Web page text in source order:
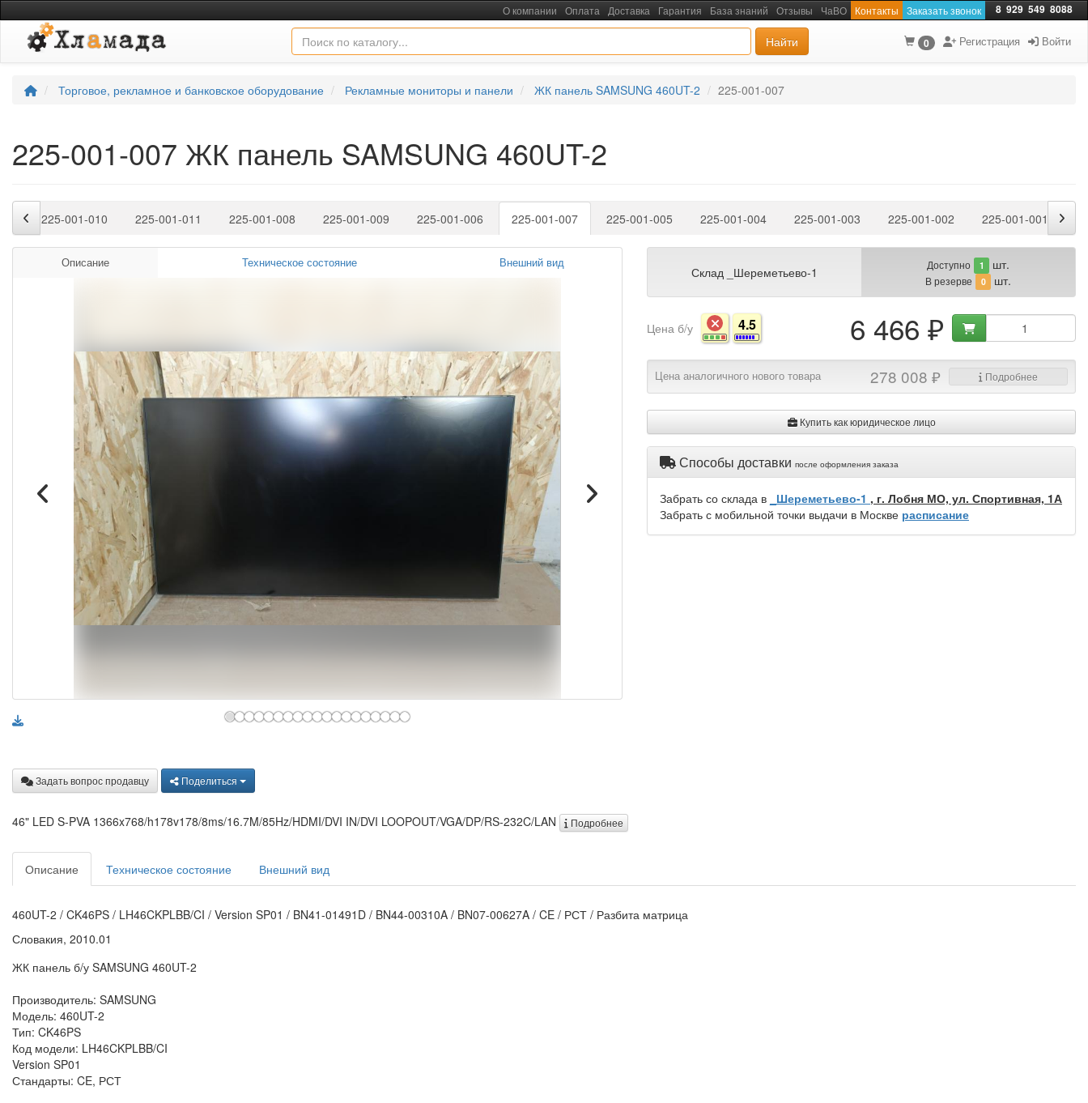
О компании Оплата Доставка Гарантия База знаний Отзывы ЧаВО Контакты Заказать звонок 8 929 549 8088
Найти 0 Регистрация Войти
Торговое, рекламное и банковское оборудование Рекламные мониторы и панели ЖК панель SAMSUNG 460UT-2 225-001-007
225-001-007 ЖК панель SAMSUNG 460UT-2
225-001-010 225-001-011 225-001-008 225-001-009 225-001-006 225-001-007 225-001-005 225-001-004 225-001-003 225-001-002 225-001-001
Описание Техническое состояние Внешний вид
Склад _Шереметьево-1 Доступно 1 шт.
В резерве 0 шт.
Цена б/у 4.5 6 466 ₽
Цена аналогичного нового товара 278 008 ₽ Подробнее
Купить как юридическое лицо
Способы доставки после оформления заказа
Забрать со склада в _Шереметьево-1 , г. Лобня МО, ул. Спортивная, 1А
Забрать с мобильной точки выдачи в Москве расписание
Задать вопрос продавцу Поделиться
46" LED S-PVA 1366x768/h178v178/8ms/16.7M/85Hz/HDMI/DVI IN/DVI LOOPOUT/VGA/DP/RS-232C/LAN Подробнее
Описание Техническое состояние Внешний вид
460UT-2 / CK46PS / LH46CKPLBB/CI / Version SP01 / BN41-01491D / BN44-00310A / BN07-00627A / CE / РСТ / Разбита матрица
Словакия, 2010.01
ЖК панель б/у SAMSUNG 460UT-2
Производитель: SAMSUNG
Модель: 460UT-2
Тип: CK46PS
Код модели: LH46CKPLBB/CI
Version SP01
Стандарты: CE, РСТ